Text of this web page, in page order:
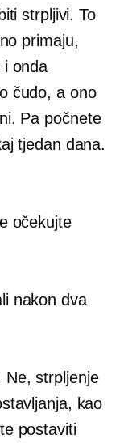
strpljivi. To
primaju,
i onda
čudo, a ono
Pa počnete
tjedan dana.
očekujte
nakon dva
Ne, strpljenje
kao
postaviti